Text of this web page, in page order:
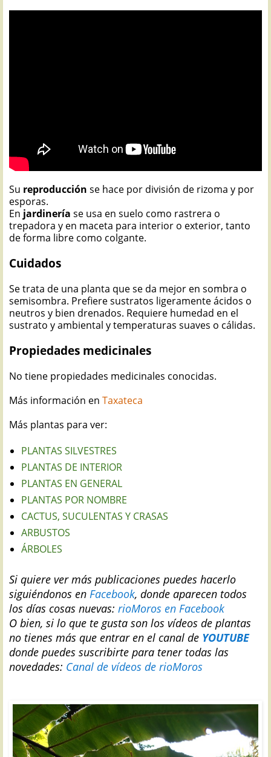
Su reproducción se hace por división de rizoma y por
esporas.
En jardinería se usa en suelo como rastrera o
trepadora y en maceta para interior o exterior, tanto
de forma libre como colgante.
Cuidados
Se trata de una planta que se da mejor en sombra o
semisombra. Prefiere sustratos ligeramente ácidos o
neutros y bien drenados. Requiere humedad en el
sustrato y ambiental y temperaturas suaves o cálidas.
Propiedades medicinales
No tiene propiedades medicinales conocidas.
Más información en Taxateca
Más plantas para ver:
PLANTAS SILVESTRES
PLANTAS DE INTERIOR
PLANTAS EN GENERAL
PLANTAS POR NOMBRE
CACTUS, SUCULENTAS Y CRASAS
ARBUSTOS
ÁRBOLES
Si quiere ver más publicaciones puedes hacerlo
siguiéndonos en Facebook, donde aparecen todos
los días cosas nuevas: rioMoros en Facebook
O bien, si lo que te gusta son los vídeos de plantas
no tienes más que entrar en el canal de YOUTUBE
donde puedes suscribirte para tener todas las
novedades: Canal de vídeos de rioMoros